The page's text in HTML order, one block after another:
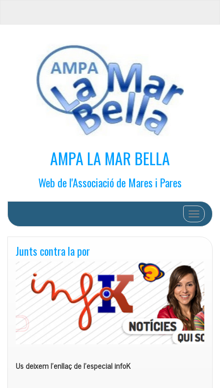
AMPA LA MAR BELLA
Web de l'Associació de Mares i Pares
Cambiar
Junts contra la por
Us deixem l’enllaç de l’especial infoK